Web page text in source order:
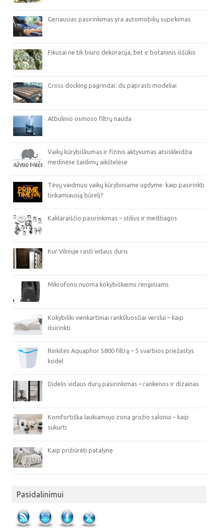
Geriausias pasirinkimas yra automobilių supirkimas
Fikusai ne tik biuro dekoracija, bet ir botaninis iššūkis
Cross docking pagrindai: du paprasti modeliai
Atbulinio osmoso filtrų nauda
Vaikų kūrybiškumas ir fizinis aktyvumas atsiskleidžia
medinėse žaidimų aikštelėse
Tėvų vaidmuo vaikų kūrybiniame ugdyme: kaip pasirinkti
tinkamiausią būrelį?
Kaklaraiščio pasirinkimas – stilius ir medžiagos
Kur Vilniuje rasti vidaus duris
Mikrofono nuoma kokybiškiems renginiams
Kokybiški vienkartiniai rankšluosčiai verslui – kaip
išsirinkti
Rinkitės Aquaphor S800 filtrą – 5 svarbios priežastys
kodėl
Didelis vidaus durų pasirinkimas – rankenos ir dizainas
Komfortiška laukiamojo zona grožio salonui – kaip
sukurti
Kaip prižiūrėti patalynę
Pasidalinimui